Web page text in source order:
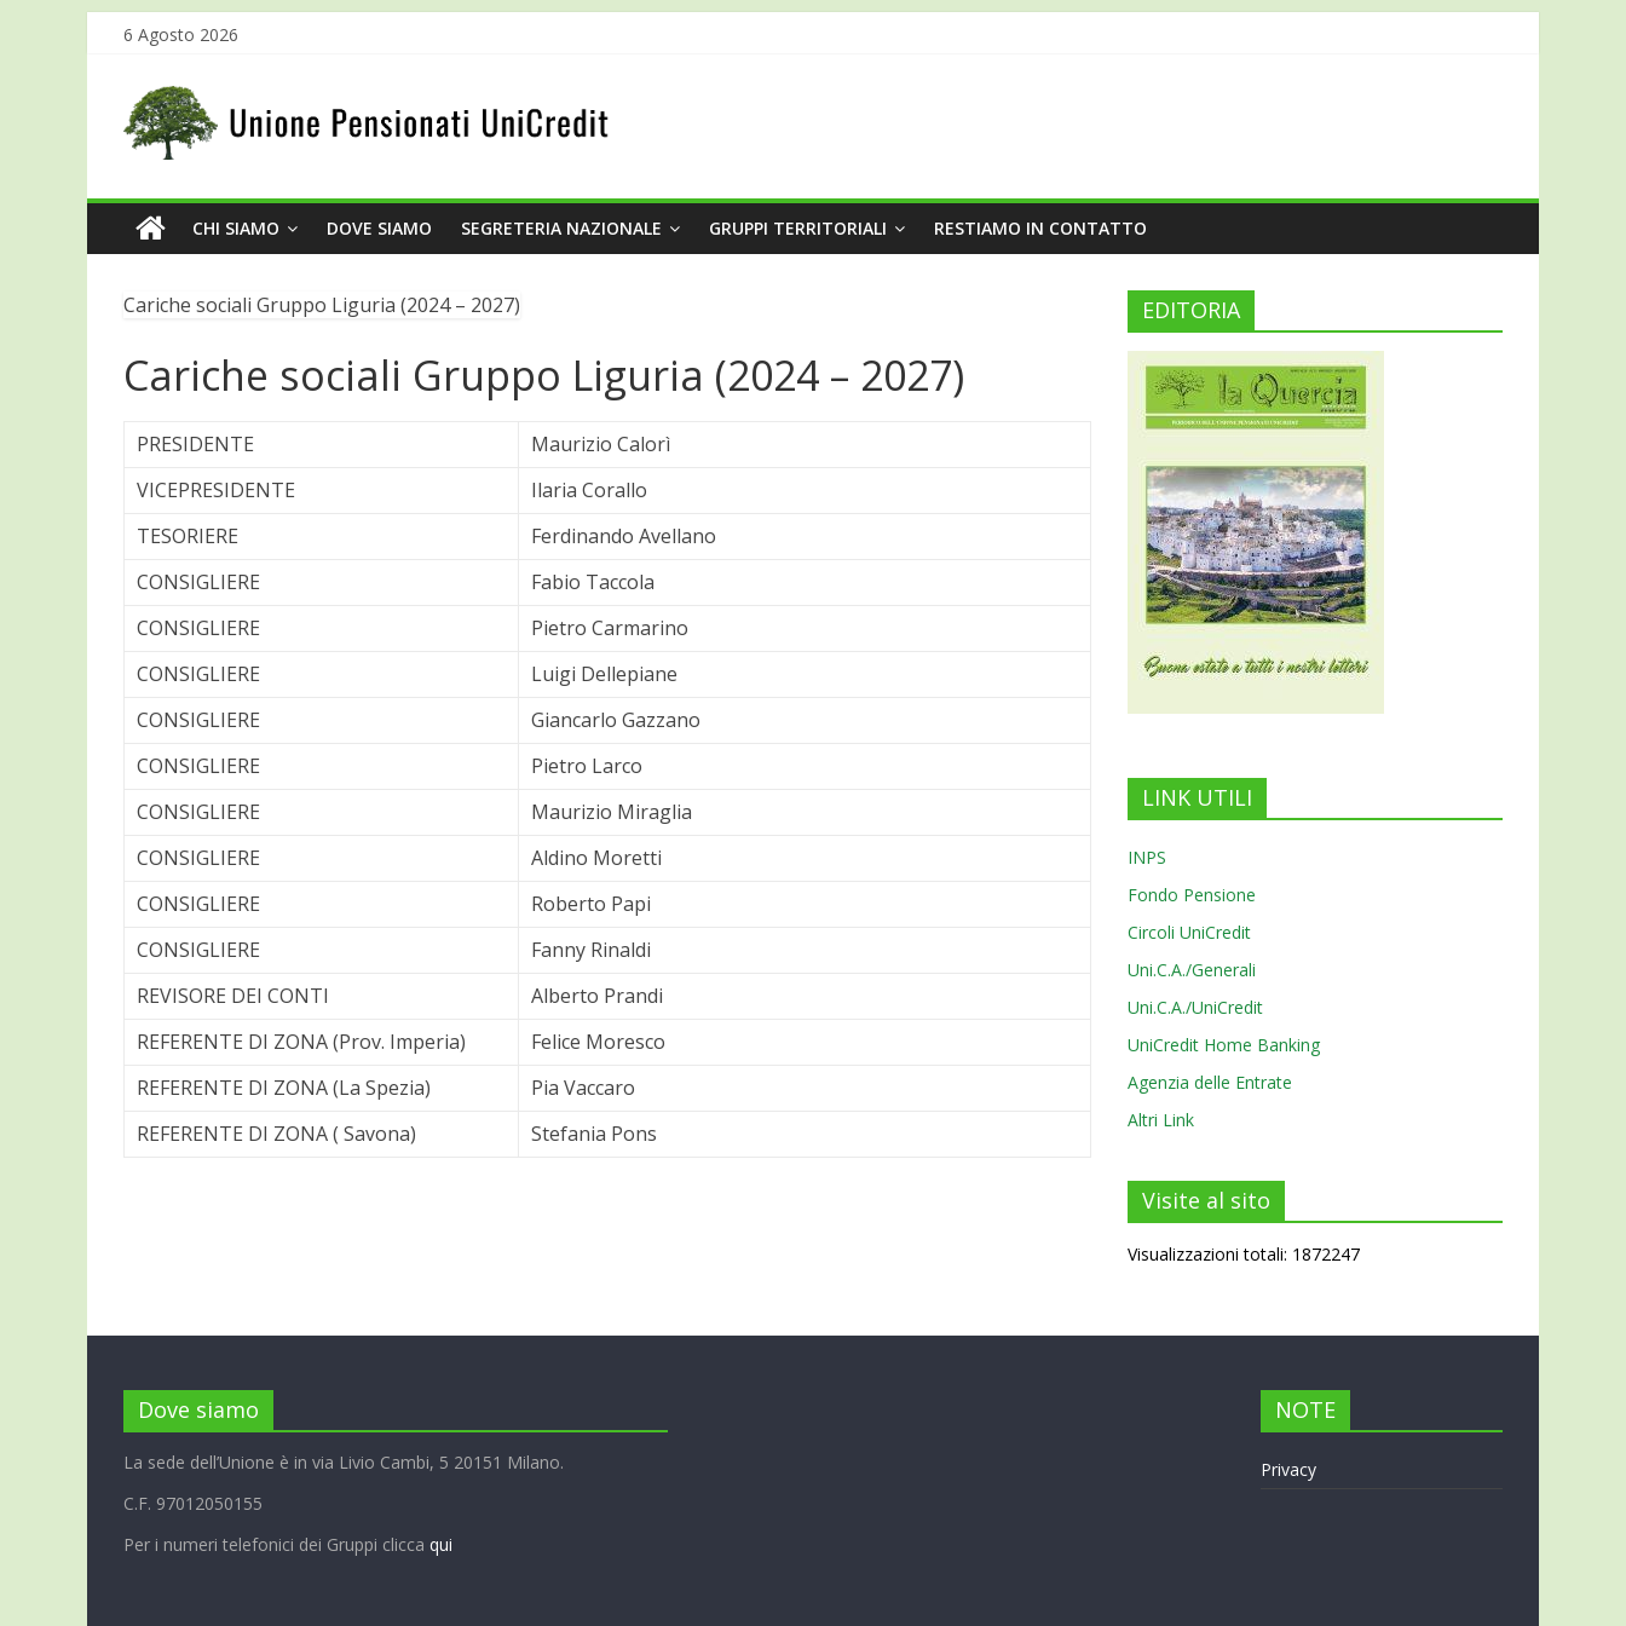
6 Agosto 2026
CHI SIAMO DOVE SIAMO SEGRETERIA NAZIONALE GRUPPI TERRITORIALI RESTIAMO IN CONTATTO
Cariche sociali Gruppo Liguria (2024 – 2027)
Cariche sociali Gruppo Liguria (2024 – 2027)
PRESIDENTE
Maurizio Calorì
VICEPRESIDENTE
Ilaria Corallo
TESORIERE
Ferdinando Avellano
CONSIGLIERE
Fabio Taccola
CONSIGLIERE
Pietro Carmarino
CONSIGLIERE
Luigi Dellepiane
CONSIGLIERE
Giancarlo Gazzano
CONSIGLIERE
Pietro Larco
CONSIGLIERE
Maurizio Miraglia
CONSIGLIERE
Aldino Moretti
CONSIGLIERE
Roberto Papi
CONSIGLIERE
Fanny Rinaldi
REVISORE DEI CONTI
Alberto Prandi
REFERENTE DI ZONA (Prov. Imperia)
Felice Moresco
REFERENTE DI ZONA (La Spezia)
Pia Vaccaro
REFERENTE DI ZONA ( Savona)
Stefania Pons
EDITORIA
LINK UTILI
INPS
Fondo Pensione
Circoli UniCredit
Uni.C.A./Generali
Uni.C.A./UniCredit
UniCredit Home Banking
Agenzia delle Entrate
Altri Link
Visite al sito
Visualizzazioni totali: 1872247
Dove siamo
La sede dell’Unione è in via Livio Cambi, 5 20151 Milano.
C.F. 97012050155
Per i numeri telefonici dei Gruppi clicca qui
NOTE
Privacy